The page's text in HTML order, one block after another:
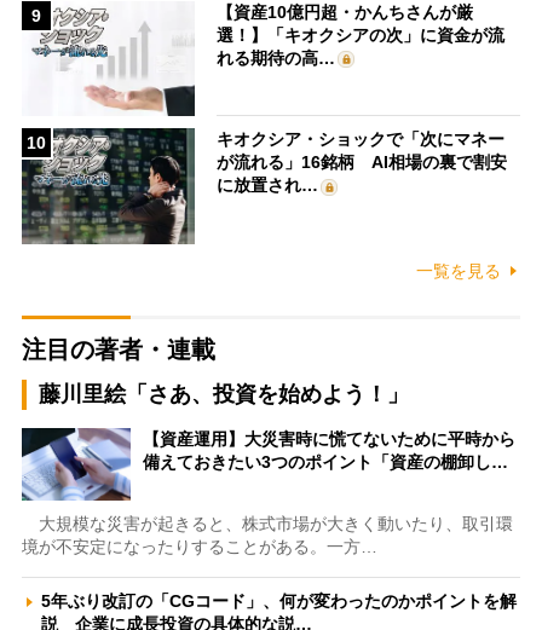
9
【資産10億円超・かんちさんが厳
選！】「キオクシアの次」に資金が流
れる期待の高…
10
キオクシア・ショックで「次にマネー
が流れる」16銘柄 AI相場の裏で割安
に放置され…
一覧を見る
注目の著者・連載
藤川里絵「さあ、投資を始めよう！」
【資産運用】大災害時に慌てないために平時から
備えておきたい3つのポイント「資産の棚卸し…
大規模な災害が起きると、株式市場が大きく動いたり、取引環
境が不安定になったりすることがある。一方…
5年ぶり改訂の「CGコード」、何が変わったのかポイントを解
説 企業に成長投資の具体的な説…